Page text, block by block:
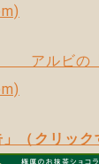
アルビの「
」（クリッ